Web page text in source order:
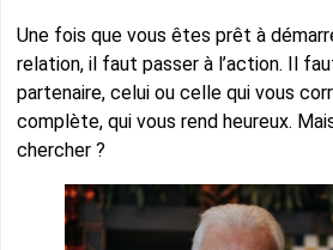
Une fois que vous êtes prêt à
relation, il faut passer à l’action. Il
partenaire, celui ou celle qui vous
complète, qui vous rend heureux.
chercher ?